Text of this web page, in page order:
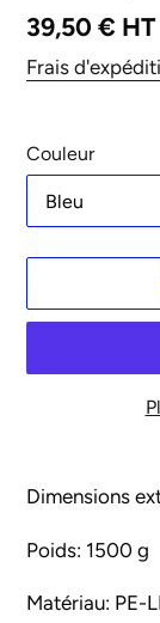
Prix
normal
39,50 € HT
Frais
Couleur
d'un
à
panier
Dimensions
Poids: 1500 g
Matériau: PE-